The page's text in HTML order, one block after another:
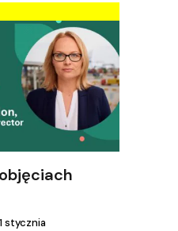
stycznia